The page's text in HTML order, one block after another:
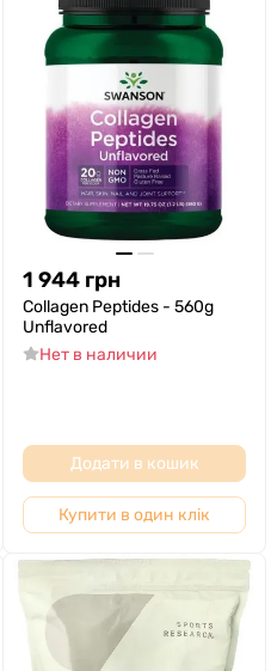
1 944 грн
Collagen Peptides - 560g
Unflavored
Нет в наличии
Додати в кошик
Купити в один клік